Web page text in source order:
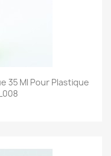
35 Ml Pour Plastique